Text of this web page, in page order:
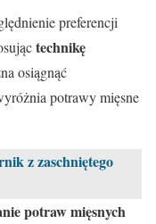
preferencji
technikę
osiągnąć
potrawy mięsne
z zaschniętego
potraw mięsnych